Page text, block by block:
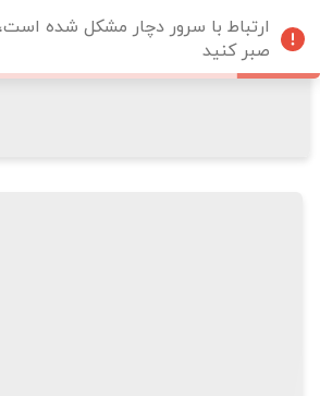
ارتباط با سرور دچار مشکل شده
صبر کنید